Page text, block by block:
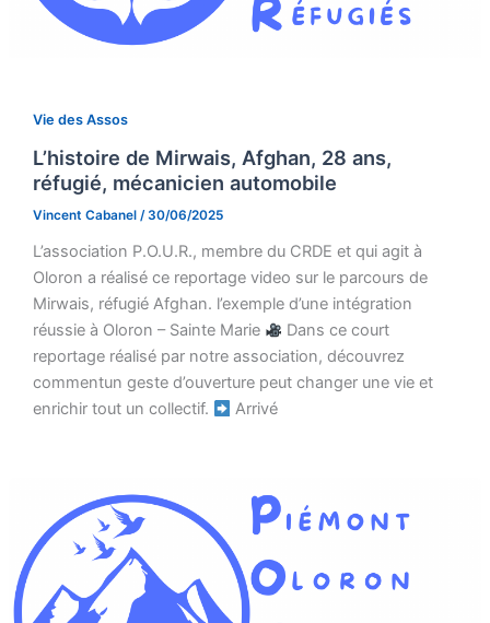
Vie des Assos
L’histoire de Mirwais, Afghan, 28 ans,
réfugié, mécanicien automobile
Vincent Cabanel /30/06/2025
L’association P.O.U.R., membre du CRDE et qui agit à
Oloron a réalisé ce reportage video sur le parcours de
Mirwais, réfugié Afghan. l’exemple d’une intégration
réussie à Oloron – Sainte Marie
Dans ce court
reportage réalisé par notre association, découvrez
commentun geste d’ouverture peut changer une vie et
enrichir tout un collectif.
Arrivé